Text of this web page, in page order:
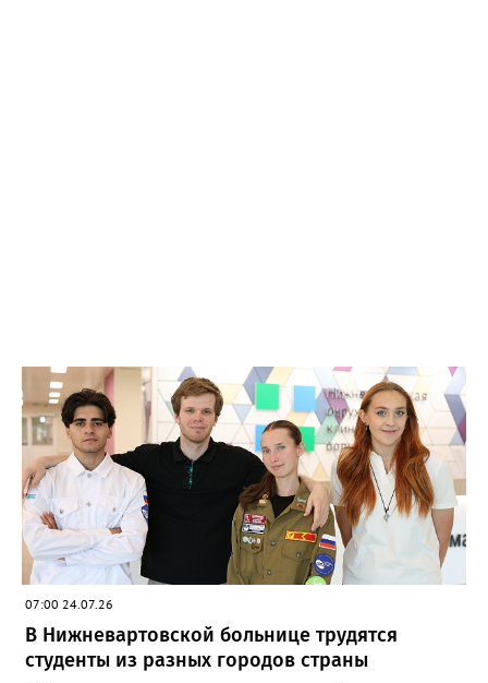
07:00 24.07.26
В Нижневартовской больнице трудятся
студенты из разных городов страны